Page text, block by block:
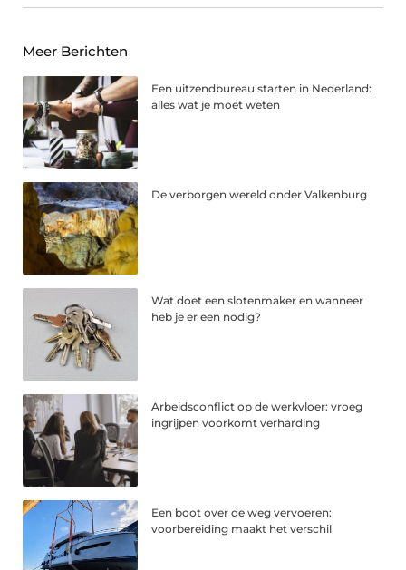
Meer Berichten
Een uitzendbureau starten in Nederland:
alles wat je moet weten
De verborgen wereld onder Valkenburg
Wat doet een slotenmaker en wanneer
heb je er een nodig?
Arbeidsconflict op de werkvloer: vroeg
ingrijpen voorkomt verharding
Een boot over de weg vervoeren:
voorbereiding maakt het verschil